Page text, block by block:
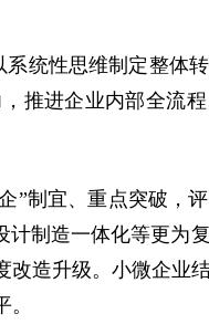
统性思维制定整体
推进企业内部全流
”制宜、重点突破，
制造一体化等更为
造升级。小微企业